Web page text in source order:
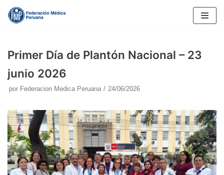
contenido
Primer Día de Plantón Nacional – 23
junio 2026
por Federacion Medica Peruana 24/06/2026